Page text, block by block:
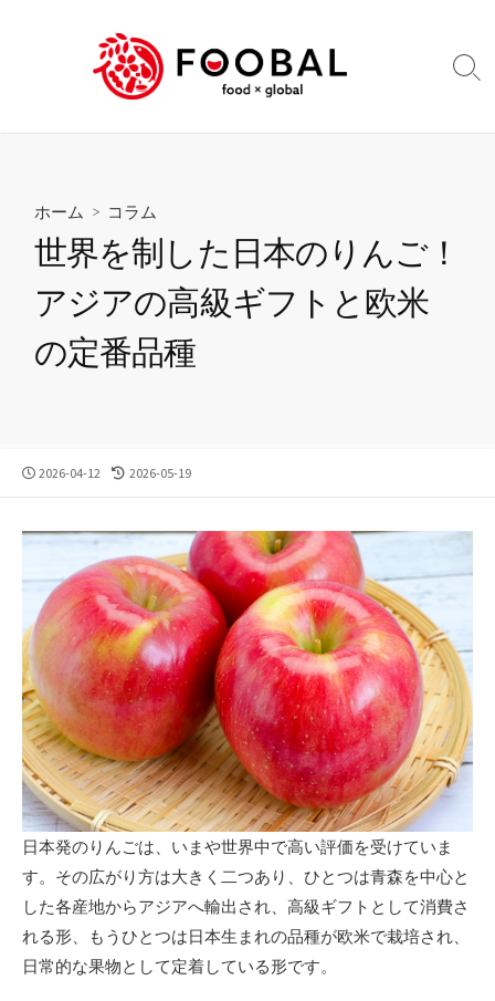
検
ホーム > コラム
世界を制した日本のりんご！
アジアの高級ギフトと欧米
の定番品種
公
2026-04-12
最
新
日
2026-05-19
日本発のりんごは、いまや世界中で高い評価を受けていま
す。その広がり方は大きく二つあり、ひとつは青森を中心と
した各産地からアジアへ輸出され、高級ギフトとして消費さ
れる形、もうひとつは日本生まれの品種が欧米で栽培され、
日常的な果物として定着している形です。